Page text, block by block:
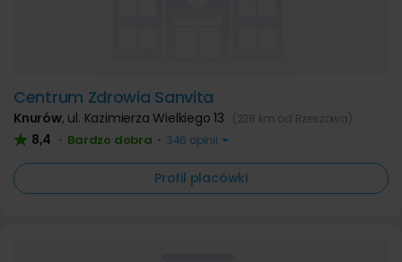
Centrum Zdrowia Sanvita
Knurów, ul. Kazimierza Wielkiego 13 (238 km od Rzeszowa)
8,4 • Bardzo dobra • 346 opinii
Profil placówki